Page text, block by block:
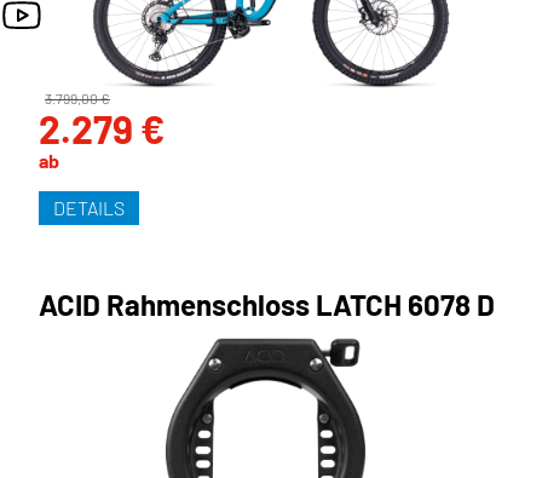
ab
2.279 €
3.799,00 €
DETAILS
ACID Rahmenschloss LATCH 6078 D